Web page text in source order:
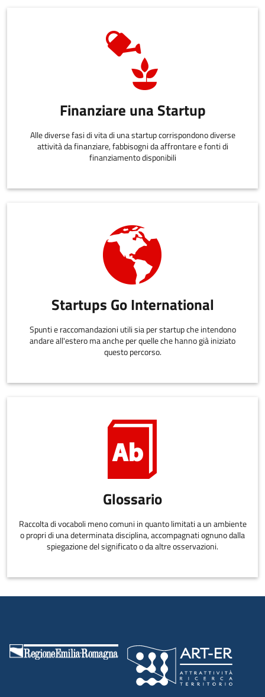
Finanziare una Startup
Alle diverse fasi di vita di una startup corrispondono diverse
attività da finanziare, fabbisogni da affrontare e fonti di
finanziamento disponibili
Startups Go International
Spunti e raccomandazioni utili sia per startup che intendono
andare all'estero ma anche per quelle che hanno già iniziato
questo percorso.
Glossario
Raccolta di vocaboli meno comuni in quanto limitati a un ambiente
o propri di una determinata disciplina, accompagnati ognuno dalla
spiegazione del significato o da altre osservazioni.